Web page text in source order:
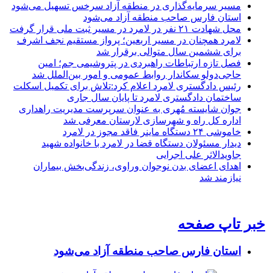
مسیر سرمایه‌گذاری در منطقه آزاد سرخس تسهیل می‌شود
استان فارس صاحب منطقه آزاد می‌شود
محل شهادت ۲۱ نفر در لامرد در مسیر ثبت ملی قرار گرفت
لامرد همچنان در مسیر اربعین؛ پرواز مستقیم نجف اشرف
برای ششمین سال متوالی برقرار شد
فصل تازه ارتباطات راهبردی در پتروشیمی جم؛ امین
حاجی‌دولو سکاندار روابط عمومی و امور بین‌الملل شد
رئیس دادگستری لامرد اعلام کرد:تلاش برای تکمیل اسکلت
ساختمان دادگستری لامرد تا پایان سال جاری
جوان شایسته مُهری به عنوان سرپرست مدیریت راهداری
اداره کل راه و شهرسازی لارستان معرفی شد
خاموشی ۲۴ دستگاه ماینر فاقد مجوز در لامرد
دیدار مسئولان دستگاه قضا در لامرد با خانواده شهید
جاویدالاثر علی اجرایی
اهدای اعضای بدن نوجوان وراوی، زندگی‌بخش بیماران
نیازمند شد
خبر تاپ صفحه
استان فارس صاحب منطقه آزاد می‌شود